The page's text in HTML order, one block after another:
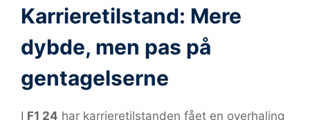
Karrieretilstand: Mere
dybde, men pas på
gentagelserne
I F1 24 har karrieretilstanden fået en overhaling